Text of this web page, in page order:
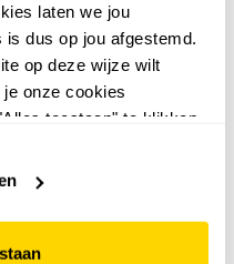
laten we jou
dus op jou afgestemd.
op deze wijze wilt
onze cookies
toestaan" te klikken.